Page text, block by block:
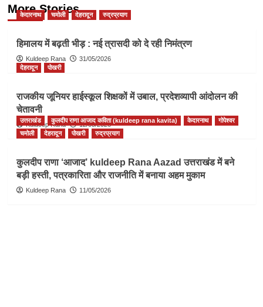
More Stories
केदारनाथ चमोली देहरादून रुद्रप्रयाग
हिमालय में बढ़ती भीड़ : नई त्रासदी को दे रही निमंत्रण
Kuldeep Rana
31/05/2026
देहरादून
पोखरी
राजकीय जूनियर हाईस्कूल शिक्षकों में उबाल, प्रदेशव्यापी आंदोलन की
चेतावनी
Kuldeep Rana 12/05/2026
उत्तराखंड कुलदीप राणा आजाद कविता (kuldeep rana kavita) केदारनाथ
गोपेश्वर
चमोली
देहरादून पोखरी रुद्रप्रयाग
कुलदीप राणा ‘आजाद’ kuldeep Rana Aazad उत्तराखंड में बने
बड़ी हस्ती, पत्रकारिता और राजनीति में बनाया अहम मुकाम
Kuldeep Rana 11/05/2026